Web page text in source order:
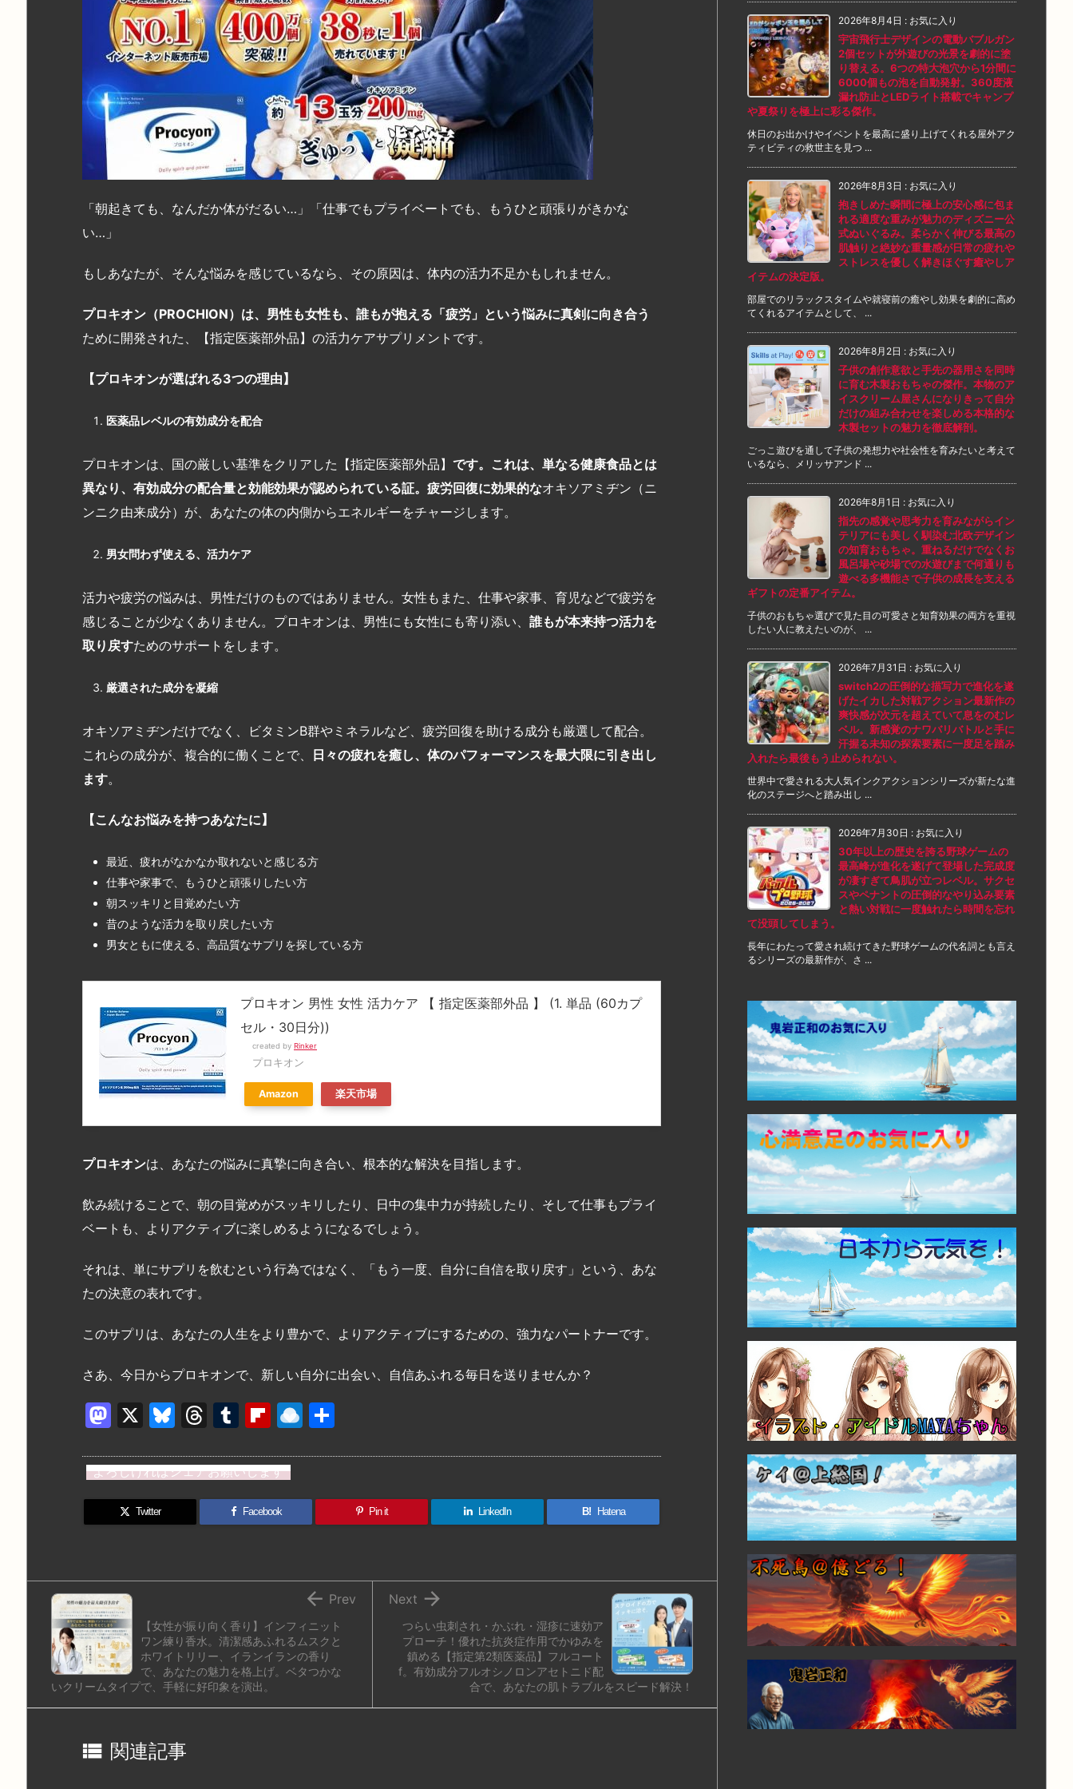
「朝起きても、なんだか体がだるい…」「仕事でもプライベートでも、もうひと頑張りがきかな
い…」
もしあなたが、そんな悩みを感じているなら、その原因は、体内の活力不足かもしれません。
プロキオン（PROCHION）は、男性も女性も、誰もが抱える「疲労」という悩みに真剣に向き合う
ために開発された、【指定医薬部外品】の活力ケアサプリメントです。
【プロキオンが選ばれる3つの理由】
医薬品レベルの有効成分を配合
プロキオンは、国の厳しい基準をクリアした【指定医薬部外品】 です。これは、単なる健康食品とは
異なり、有効成分の配合量と効能効果が認められている証。疲労回復に効果的なオキソアミヂン（ニ
ンニク由来成分）が、あなたの体の内側からエネルギーをチャージします。
男女問わず使える、活力ケア
活力や疲労の悩みは、男性だけのものではありません。女性もまた、仕事や家事、育児などで疲労を
感じることが少なくありません。プロキオンは、男性にも女性にも寄り添い、 誰もが本来持つ活力を
取り戻すためのサポートをします。
厳選された成分を凝縮
オキソアミヂンだけでなく、ビタミンB群やミネラルなど、疲労回復を助ける成分も厳選して配合。
これらの成分が、複合的に働くことで、
日々の疲れを癒し、体のパフォーマンスを最大限に引き出し
ます。
【こんなお悩みを持つあなたに】
最近、疲れがなかなか取れないと感じる方
仕事や家事で、もうひと頑張りしたい方
朝スッキリと目覚めたい方
昔のような活力を取り戻したい方
男女ともに使える、高品質なサプリを探している方
プロキオン 男性 女性 活力ケア 【 指定医薬部外品 】 (1. 単品 (60カプ
セル・30日分))
created by Rinker
プロキオン
Amazon 楽天市場
プロキオンは、あなたの悩みに真摯に向き合い、根本的な解決を目指します。
飲み続けることで、朝の目覚めがスッキリしたり、日中の集中力が持続したり、そして仕事もプライ
ベートも、よりアクティブに楽しめるようになるでしょう。
それは、単にサプリを飲むという行為ではなく、「もう一度、自分に自信を取り戻す」という、あな
たの決意の表れです。
このサプリは、あなたの人生をより豊かで、よりアクティブにするための、強力なパートナーです。
さあ、今日からプロキオンで、新しい自分に出会い、自信あふれる毎日を送りませんか？
M
st
o
d
X
Bl
e
s
k
T
e
a
d
T
m
bl
r
Fl
b
o
ar
R
n
dr
o
よろしければシェアお願いします
Twitter Facebook Pin it LinkedIn B! Hatena
つらい虫刺され・かぶれ・湿疹に速効ア
プローチ！優れた抗炎症作用でかゆみを
鎮める【指定第2類医薬品】フルコート
f。有効成分フルオシノロンアセトニド配
合で、あなたの肌トラブルをスピード解決！

Next
【女性が振り向く香り】インフィニット
ワン練り香水。清潔感あふれるムスクと
ホワイトリリー、イランイランの香り
で、あなたの魅力を格上げ。ベタつかな
いクリームタイプで、手軽に好印象を演出。
 Prev
 関連記事
2026年8月4日 : お気に入り
宇宙飛行士デザインの電動バブルガン
2個セットが外遊びの光景を劇的に塗
り替える。6つの特大泡穴から1分間に
6000個もの泡を自動発射。360度液
漏れ防止とLEDライト搭載でキャンプ
や夏祭りを極上に彩る傑作。
休日のお出かけやイベントを最高に盛り上げてくれる屋外アク
ティビティの救世主を見つ ...
2026年8月3日 : お気に入り
抱きしめた瞬間に極上の安心感に包ま
れる適度な重みが魅力のディズニー公
式ぬいぐるみ。柔らかく伸びる最高の
肌触りと絶妙な重量感が日常の疲れや
ストレスを優しく解きほぐす癒やしア
イテムの決定版。
部屋でのリラックスタイムや就寝前の癒やし効果を劇的に高め
てくれるアイテムとして、 ...
2026年8月2日 : お気に入り
子供の創作意欲と手先の器用さを同時
に育む木製おもちゃの傑作。本物のア
イスクリーム屋さんになりきって自分
だけの組み合わせを楽しめる本格的な
木製セットの魅力を徹底解剖。
ごっこ遊びを通して子供の発想力や社会性を育みたいと考えて
いるなら、メリッサアンド ...
2026年8月1日 : お気に入り
指先の感覚や思考力を育みながらイン
テリアにも美しく馴染む北欧デザイン
の知育おもちゃ。重ねるだけでなくお
風呂場や砂場での水遊びまで何通りも
遊べる多機能さで子供の成長を支える
ギフトの定番アイテム。
子供のおもちゃ選びで見た目の可愛さと知育効果の両方を重視
したい人に教えたいのが、 ...
2026年7月31日 : お気に入り
switch2の圧倒的な描写力で進化を遂
げたイカした対戦アクション最新作の
爽快感が次元を超えていて息をのむレ
ベル。新感覚のナワバリバトルと手に
汗握る未知の探索要素に一度足を踏み
入れたら最後もう止められない。
世界中で愛される大人気インクアクションシリーズが新たな進
化のステージへと踏み出し ...
2026年7月30日 : お気に入り
30年以上の歴史を誇る野球ゲームの
最高峰が進化を遂げて登場した完成度
が凄すぎて鳥肌が立つレベル。サクセ
スやペナントの圧倒的なやり込み要素
と熱い対戦に一度触れたら時間を忘れ
て没頭してしまう。
長年にわたって愛され続けてきた野球ゲームの代名詞とも言え
るシリーズの最新作が、さ ...